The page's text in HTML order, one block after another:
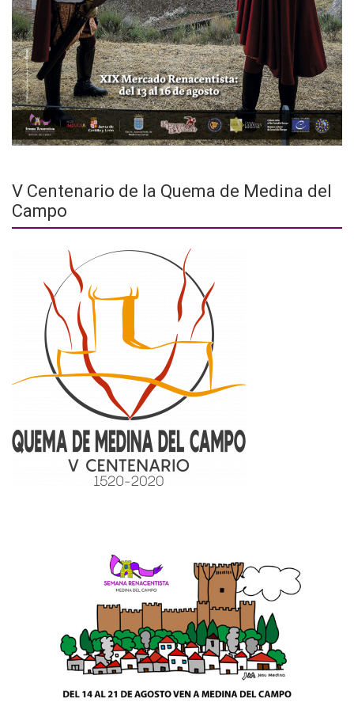
V Centenario de la Quema de Medina del
Campo